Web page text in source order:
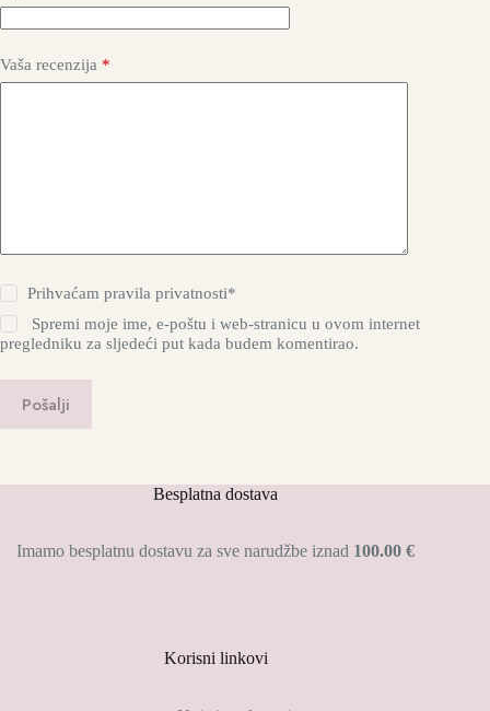
Vaša recenzija *
Prihvaćampravila privatnosti*
Spremi moje ime, e-poštu i web-stranicu u ovom internet
pregledniku za sljedeći put kada budem komentirao.
Pošalji
Besplatna dostava
Imamo besplatnu dostavu za sve narudžbe iznad 100.00 €
Korisni linkovi